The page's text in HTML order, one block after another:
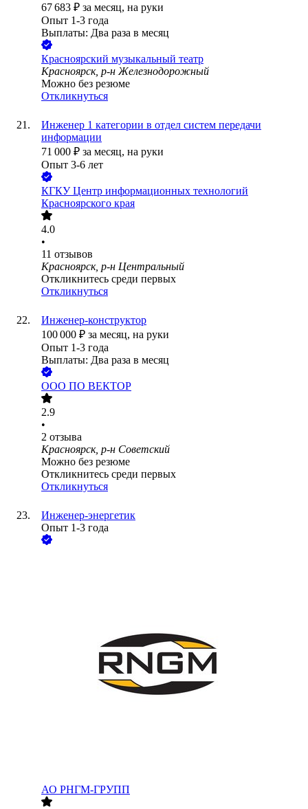
67 683 ₽ за месяц, на руки
Опыт 1-3 года
Выплаты: Два раза в месяц
Красноярский музыкальный театр
Красноярск, р-н Железнодорожный
Можно без резюме
Откликнуться
Инженер 1 категории в отдел систем передачи
информации
71 000 ₽ за месяц, на руки
Опыт 3-6 лет
КГКУ Центр информационных технологий
Красноярского края
4.0
•
11 отзывов
Красноярск, р-н Центральный
Откликнитесь среди первых
Откликнуться
Инженер-конструктор
100 000 ₽ за месяц, на руки
Опыт 1-3 года
Выплаты: Два раза в месяц
ООО ПО ВЕКТОР
2.9
•
2 отзыва
Красноярск, р-н Советский
Можно без резюме
Откликнитесь среди первых
Откликнуться
Инженер-энергетик
Опыт 1-3 года
АО РНГМ-ГРУПП